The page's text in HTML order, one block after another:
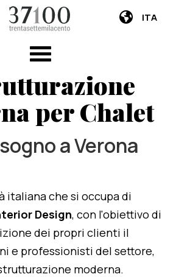
ITA
per Chalet
a Verona
italiana che si occupa di
Design, con l'obiettivo di
dei propri clienti il
e professionisti del settore,
moderna.